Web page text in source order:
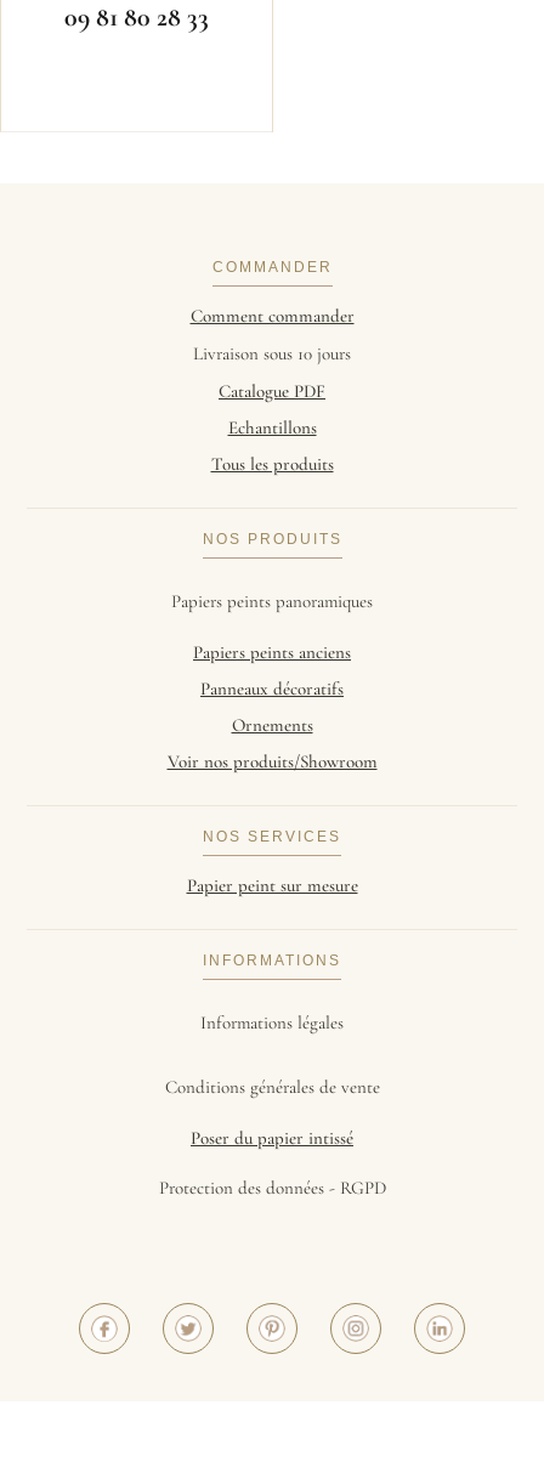
09 81 80 28 33
COMMANDER
Comment commander
Livraison sous 10 jours
Catalogue PDF
Echantillons
Tous les produits
NOS PRODUITS
Papiers peints panoramiques
Papiers peints anciens
Panneaux décoratifs
Ornements
Voir nos produits/Showroom
NOS SERVICES
Papier peint sur mesure
INFORMATIONS
Informations légales
Conditions générales de vente
Poser du papier intissé
Protection des données - RGPD